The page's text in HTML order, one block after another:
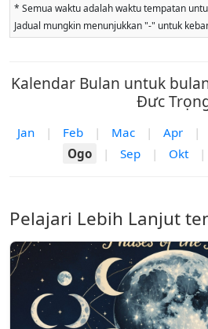
* Semua waktu adalah waktu tempatan
Jadual mungkin menunjukkan "-" untuk
Kalendar Bulan untuk
Đưc
Jan | Feb | Mac | Apr |
Ogo
| Sep | Okt |
Pelajari Lebih Lanjut